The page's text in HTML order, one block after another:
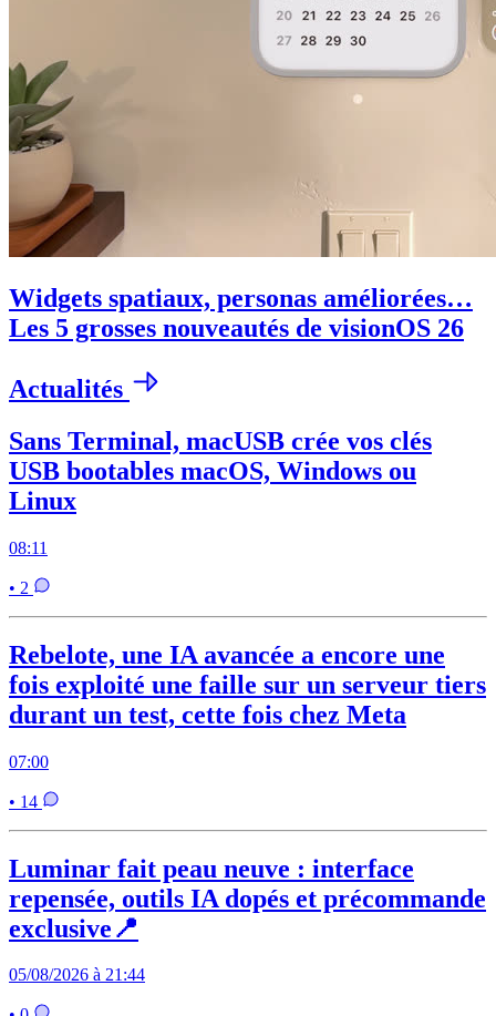
Widgets spatiaux, personas améliorées…
Les 5 grosses nouveautés de visionOS 26
Actualités
Sans Terminal, macUSB crée vos clés
USB bootables macOS, Windows ou
Linux
08:11
• 2
Rebelote, une IA avancée a encore une
fois exploité une faille sur un serveur tiers
durant un test, cette fois chez Meta
07:00
• 14
Luminar fait peau neuve : interface
repensée, outils IA dopés et précommande
exclusive📍
05/08/2026 à 21:44